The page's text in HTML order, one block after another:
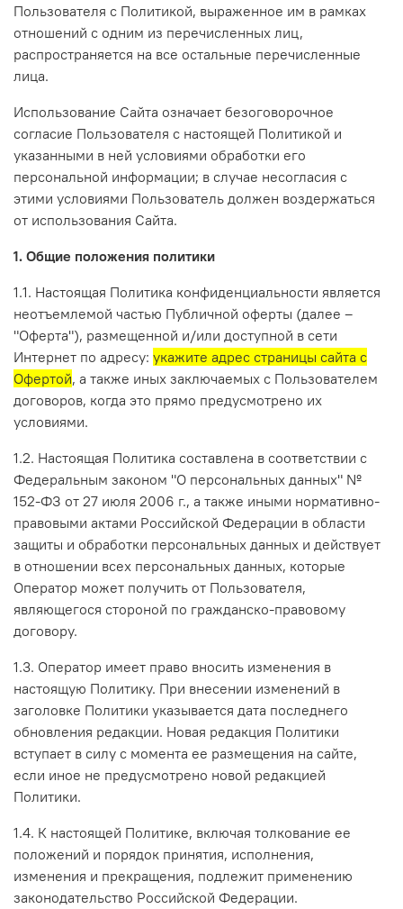
Пользователя с Политикой, выраженное им в рамках
отношений с одним из перечисленных лиц,
распространяется на все остальные перечисленные
лица.
Использование Сайта означает безоговорочное
согласие Пользователя с настоящей Политикой и
указанными в ней условиями обработки его
персональной информации; в случае несогласия с
этими условиями Пользователь должен воздержаться
от использования Сайта.
1. Общие положения политики
1.1. Настоящая Политика конфиденциальности является
неотъемлемой частью Публичной оферты (далее –
"Оферта"), размещенной и/или доступной в сети
Интернет по адресу: укажите адрес страницы сайта с
Офертой, а также иных заключаемых с Пользователем
договоров, когда это прямо предусмотрено их
условиями.
1.2. Настоящая Политика составлена в соответствии с
Федеральным законом "О персональных данных" №
152-ФЗ от 27 июля 2006 г., а также иными нормативно-
правовыми актами Российской Федерации в области
защиты и обработки персональных данных и действует
в отношении всех персональных данных, которые
Оператор может получить от Пользователя,
являющегося стороной по гражданско-правовому
договору.
1.3. Оператор имеет право вносить изменения в
настоящую Политику. При внесении изменений в
заголовке Политики указывается дата последнего
обновления редакции. Новая редакция Политики
вступает в силу с момента ее размещения на сайте,
если иное не предусмотрено новой редакцией
Политики.
1.4. К настоящей Политике, включая толкование ее
положений и порядок принятия, исполнения,
изменения и прекращения, подлежит применению
законодательство Российской Федерации.